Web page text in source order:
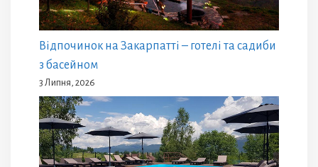
Відпочинок на Закарпатті – готелі та садиби
з басейном
3 Липня, 2026